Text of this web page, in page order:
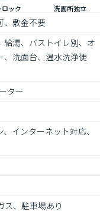
ック 洗面所独立
、敷金不要
給湯、バストイレ別、オ
、洗面台、温水洗浄便
ター
インターネット対応、
ス、駐車場あり